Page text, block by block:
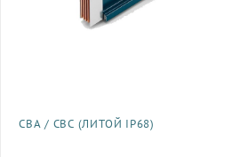
СВА / СВС (ЛИТОЙ IP68)